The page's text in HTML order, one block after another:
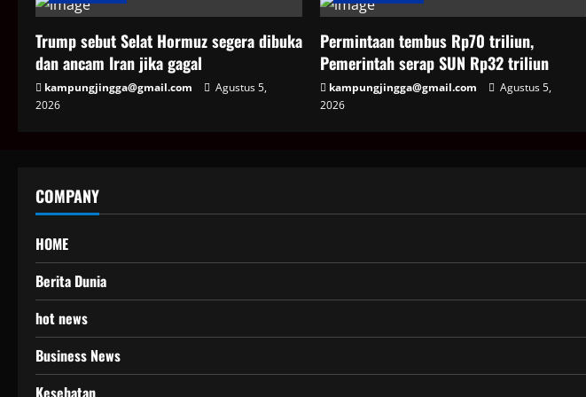
Trump sebut Selat Hormuz segera dibuka
dan ancam Iran jika gagal
kampungjingga@gmail.com
Agustus 5,
2026
Permintaan tembus Rp70 triliun,
Pemerintah serap SUN Rp32 triliun
kampungjingga@gmail.com
Agustus 5,
2026
COMPANY
HOME
Berita Dunia
hot news
Business News